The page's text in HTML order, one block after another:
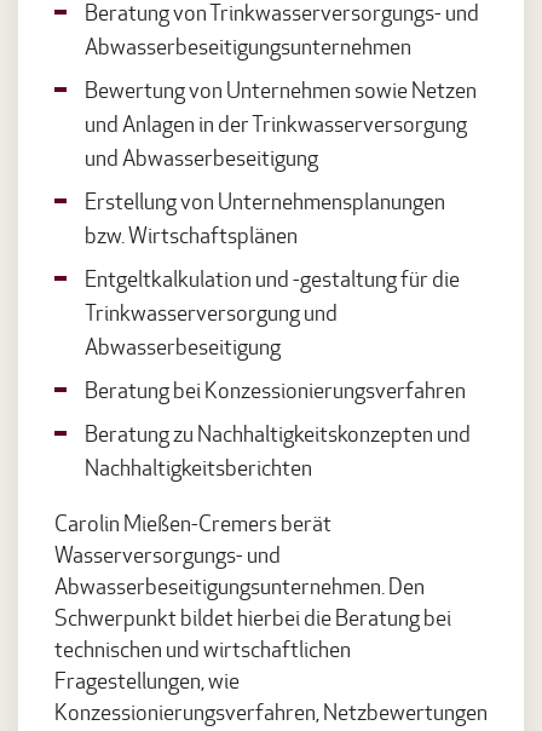
Beratung von Trinkwasserversorgungs- und
Abwasserbeseitigungsunternehmen
Bewertung von Unternehmen sowie Netzen
und Anlagen in der Trinkwasserversorgung
und Abwasserbeseitigung
Erstellung von Unternehmensplanungen
bzw. Wirtschaftsplänen
Entgeltkalkulation und -gestaltung für die
Trinkwasserversorgung und
Abwasserbeseitigung
Beratung bei Konzessionierungsverfahren
Beratung zu Nachhaltigkeitskonzepten und
Nachhaltigkeitsberichten
Carolin Mießen-Cremers berät
Wasserversorgungs- und
Abwasserbeseitigungsunternehmen. Den
Schwerpunkt bildet hierbei die Beratung bei
technischen und wirtschaftlichen
Fragestellungen, wie
Konzessionierungsverfahren, Netzbewertungen